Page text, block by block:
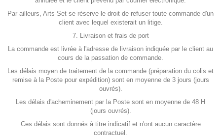
Par ailleurs, Arts-Set se réserve le droit de refuser toute commande d'un
client avec lequel existerait un litige.
7. Livraison et frais de port
La commande est livrée à l'adresse de livraison indiquée par le client au
cours de la passation de commande.
Les délais moyen de traitement de la commande (préparation du colis et
remise à la Poste pour expédition) sont en moyenne de 3 jours (jours
ouvrés).
Les délais d'acheminement par la Poste sont en moyenne de 48 H
(jours ouvrés).
Ces délais sont donnés à titre indicatif et n'ont aucun caractère
contractuel.